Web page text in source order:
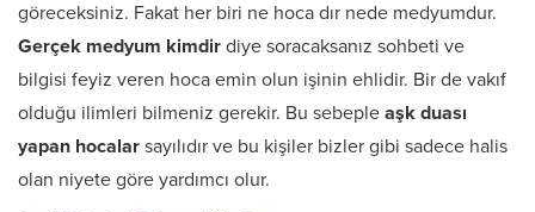
göreceksiniz. Fakat her biri ne hoca dır nede medyumdur.
Gerçek medyum kimdir diye soracaksanız sohbeti ve
bilgisi feyiz veren hoca emin olun işinin ehlidir. Bir de vakıf
olduğu ilimleri bilmeniz gerekir. Bu sebeple aşk duası
yapan hocalar sayılıdır ve bu kişiler bizler gibi sadece halis
olan niyete göre yardımcı olur.